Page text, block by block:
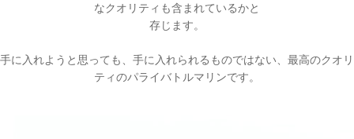
なクオリティも含まれているかと
存じます。
手に入れようと思っても、手に入れられるものではない、最高のクオリ
ティのパライバトルマリンです。